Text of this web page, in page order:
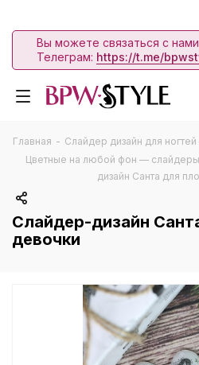
Вы можете связаться с
Телеграм: https://t.me/
Главная - Слайдер дизайн для
Цветные на любой фон —
дизайн Санта для
Слайдер-дизайн
девочки